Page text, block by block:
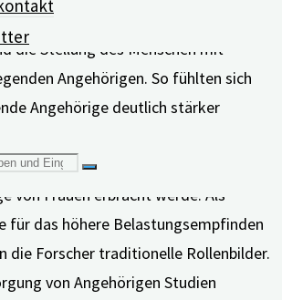
als auch der pflegenden
die Stellung des Menschen mit
Angehörigen. So fühlten sich
Angehörige deutlich stärker
Dies ist nach Ansicht der Autoren
da der größte Anteil der
von Frauen erbracht werde. Als
für das höhere Belastungsempfinden
die Forscher traditionelle Rollenbilder.
von Angehörigen Studien